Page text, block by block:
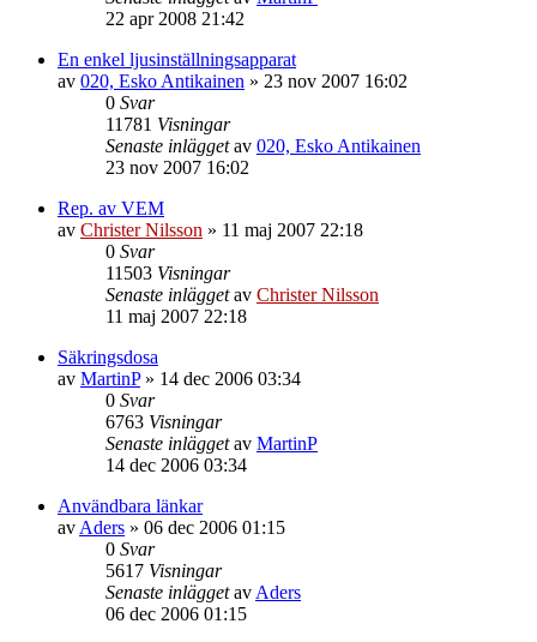
22 apr 2008 21:42
En enkel ljusinställningsapparat
av 020, Esko Antikainen » 23 nov 2007 16:02
0 Svar
11781 Visningar
Senaste inläggetav 020, Esko Antikainen
23 nov 2007 16:02
Rep. av VEM
av Christer Nilsson » 11 maj 2007 22:18
0 Svar
11503 Visningar
Senaste inläggetav Christer Nilsson
11 maj 2007 22:18
Säkringsdosa
av MartinP» 14 dec 2006 03:34
0 Svar
6763 Visningar
Senaste inläggetav MartinP
14 dec 2006 03:34
Användbara länkar
av Aders » 06 dec 2006 01:15
0 Svar
5617 Visningar
Senaste inläggetav Aders
06 dec 2006 01:15